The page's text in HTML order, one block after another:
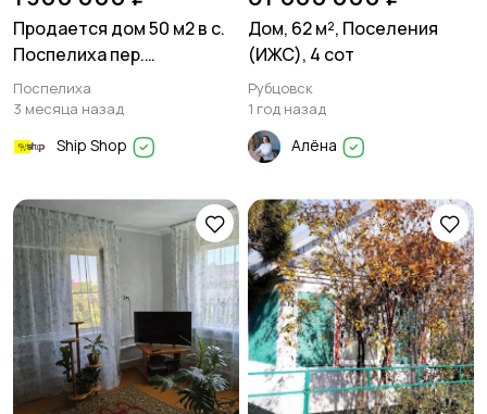
Продается дом 50 м2 в с.
Поспелиха пер.
Барнаульский , на 10
сотках земли
Поспелиха
3 месяца назад
Ship Shop
Дом, 62 м², Поселения
(ИЖС), 4 сот
Рубцовск
1 год назад
Алёна